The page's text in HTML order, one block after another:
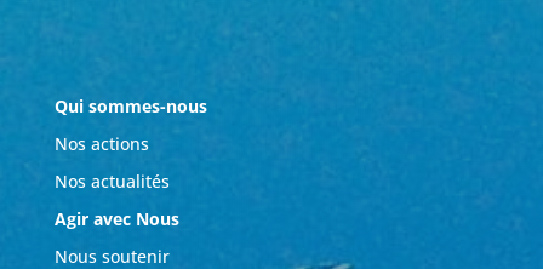
Qui sommes-nous
Nos actions
Nos actualités
Agir avec Nous
Nous soutenir